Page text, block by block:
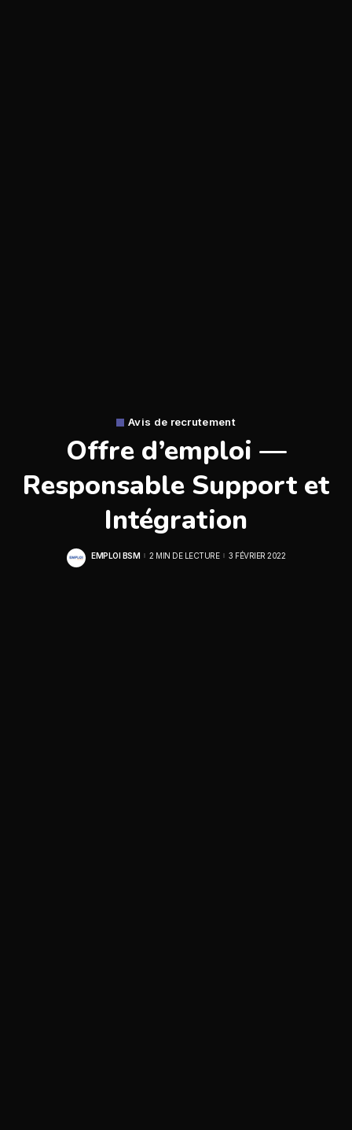
Avis de recrutement
Offre d’emploi —
Responsable Support et
Intégration
POSTED
EMPLOI BSM 2 MIN DE LECTURE 3 FÉVRIER 2022